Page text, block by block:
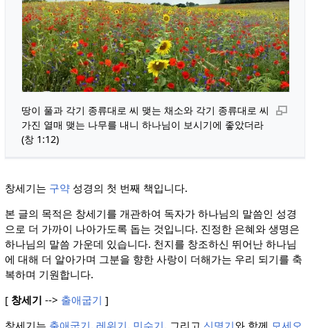
땅이 풀과 각기 종류대로 씨 맺는 채소와 각기 종류대로 씨
가진 열매 맺는 나무를 내니 하나님이 보시기에 좋았더라
(창 1:12)
창세기는 구약성경의 첫 번째 책입니다.
본 글의 목적은 창세기를 개관하여 독자가 하나님의 말씀인 성경
으로 더 가까이 나아가도록 돕는 것입니다. 진정한 은혜와 생명은
하나님의 말씀 가운데 있습니다. 천지를 창조하신 뛰어난 하나님
에 대해 더 알아가며 그분을 향한 사랑이 더해가는 우리 되기를 축
복하며 기원합니다.
[ 창세기 --> 출애굽기 ]